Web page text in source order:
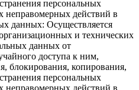
персональных
неправомерных действий в
данных: Осуществляется
и технических
данных от
доступа к ним,
блокирования, копирования,
персональных
неправомерных действий в